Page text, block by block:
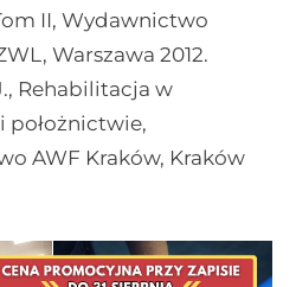
II, Wydawnictwo
Warszawa 2012.
Rehabilitacja w
AWF Kraków, Kraków